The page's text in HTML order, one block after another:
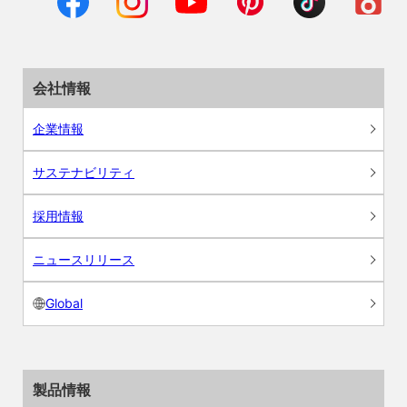
会社情報
企業情報
サステナビリティ
採用情報
ニュースリリース
Global
製品情報